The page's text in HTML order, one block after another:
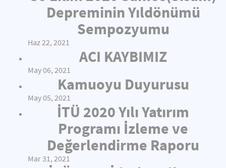
Depreminin Yıldönümü
Sempozyumu
Haz 22, 2021
ACI KAYBIMIZ
May 06, 2021
Kamuoyu Duyurusu
May 05, 2021
İTÜ 2020 Yılı Yatırım
Programı İzleme ve
Değerlendirme Raporu
Mar 31, 2021